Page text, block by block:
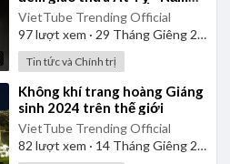
mới, hy vọng mới
VietTube Trending Official
97lượt xem · 29 Tháng Giêng 2025
Tin tức và Chính trị
⁣Không khí trang hoàng Giáng
sinh 2024 trên thế giới
VietTube Trending Official
82 lượt xem · 14 Tháng Giêng 2025